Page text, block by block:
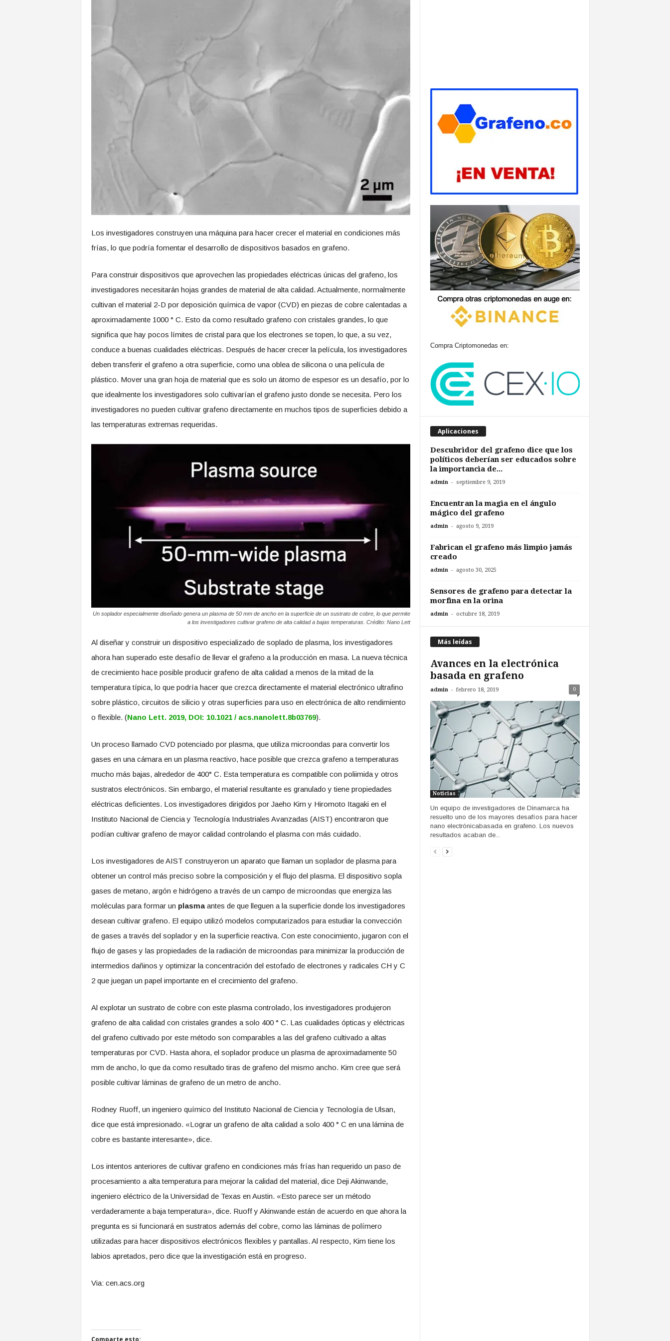
Los investigadores construyen una máquina para hacer crecer el material en condiciones más
frías, lo que podría fomentar el desarrollo de dispositivos basados ​​en grafeno.
Para construir dispositivos que aprovechen las propiedades eléctricas únicas del grafeno, los
investigadores necesitarán hojas grandes de material de alta calidad. Actualmente, normalmente
cultivan el material 2-D por deposición química de vapor (CVD) en piezas de cobre calentadas a
aproximadamente 1000 ° C. Esto da como resultado grafeno con cristales grandes, lo que
significa que hay pocos límites de cristal para que los electrones se topen, lo que, a su vez,
conduce a buenas cualidades eléctricas. Después de hacer crecer la película, los investigadores
deben transferir el grafeno a otra superficie, como una oblea de silicona o una película de
plástico. Mover una gran hoja de material que es solo un átomo de espesor es un desafío, por lo
que idealmente los investigadores solo cultivarían el grafeno justo donde se necesita. Pero los
investigadores no pueden cultivar grafeno directamente en muchos tipos de superficies debido a
las temperaturas extremas requeridas.
Un soplador especialmente diseñado genera un plasma de 50 mm de ancho en la superficie de un sustrato de cobre, lo que permite
a los investigadores cultivar grafeno de alta calidad a bajas temperaturas. Crédito: Nano Lett
Al diseñar y construir un dispositivo especializado de soplado de plasma, los investigadores
ahora han superado este desafío de llevar el grafeno a la producción en masa. La nueva técnica
de crecimiento hace posible producir grafeno de alta calidad a menos de la mitad de la
temperatura típica, lo que podría hacer que crezca directamente el material electrónico ultrafino
sobre plástico, circuitos de silicio y otras superficies para uso en electrónica de alto rendimiento
o flexible. (Nano Lett. 2019, DOI: 10.1021 / acs.nanolett.8b03769).
Un proceso llamado CVD potenciado por plasma, que utiliza microondas para convertir los
gases en una cámara en un plasma reactivo, hace posible que crezca grafeno a temperaturas
mucho más bajas, alrededor de 400° C. Esta temperatura es compatible con poliimida y otros
sustratos electrónicos. Sin embargo, el material resultante es granulado y tiene propiedades
eléctricas deficientes. Los investigadores dirigidos por Jaeho Kim y Hiromoto Itagaki en el
Instituto Nacional de Ciencia y Tecnología Industriales Avanzadas (AIST) encontraron que
podían cultivar grafeno de mayor calidad controlando el plasma con más cuidado.
Los investigadores de AIST construyeron un aparato que llaman un soplador de plasma para
obtener un control más preciso sobre la composición y el flujo del plasma. El dispositivo sopla
gases de metano, argón e hidrógeno a través de un campo de microondas que energiza las
moléculas para formar un plasmaantes de que lleguen a la superficie donde los investigadores
desean cultivar grafeno. El equipo utilizó modelos computarizados para estudiar la convección
de gases a través del soplador y en la superficie reactiva. Con este conocimiento, jugaron con el
flujo de gases y las propiedades de la radiación de microondas para minimizar la producción de
intermedios dañinos y optimizar la concentración del estofado de electrones y radicales CH y C
2 que juegan un papel importante en el crecimiento del grafeno.
Al explotar un sustrato de cobre con este plasma controlado, los investigadores produjeron
grafeno de alta calidad con cristales grandes a solo 400 ° C. Las cualidades ópticas y eléctricas
del grafeno cultivado por este método son comparables a las del grafeno cultivado a altas
temperaturas por CVD. Hasta ahora, el soplador produce un plasma de aproximadamente 50
mm de ancho, lo que da como resultado tiras de grafeno del mismo ancho. Kim cree que será
posible cultivar láminas de grafeno de un metro de ancho.
Rodney Ruoff, un ingeniero químico del Instituto Nacional de Ciencia y Tecnología de Ulsan,
dice que está impresionado. «Lograr un grafeno de alta calidad a solo 400 ° C en una lámina de
cobre es bastante interesante», dice.
Los intentos anteriores de cultivar grafeno en condiciones más frías han requerido un paso de
procesamiento a alta temperatura para mejorar la calidad del material, dice Deji Akinwande,
ingeniero eléctrico de la Universidad de Texas en Austin. «Esto parece ser un método
verdaderamente a baja temperatura», dice. Ruoff y Akinwande están de acuerdo en que ahora la
pregunta es si funcionará en sustratos además del cobre, como las láminas de polímero
utilizadas para hacer dispositivos electrónicos flexibles y pantallas. Al respecto, Kim tiene los
labios apretados, pero dice que la investigación está en progreso.
Via: cen.acs.org
Comparte esto:
Compra Criptomonedas en:
Aplicaciones
Descubridor del grafeno dice que los
políticos deberían ser educados sobre
la importancia de...
admin - septiembre 9, 2019
Encuentran la magia en el ángulo
mágico del grafeno
admin - agosto 9, 2019
Fabrican el grafeno más limpio jamás
creado
admin - agosto 30, 2025
Sensores de grafeno para detectar la
morfina en la orina
admin - octubre 18, 2019
Más leídas
Avances en la electrónica
basada en grafeno
admin - febrero 18, 2019 0
Noticias
Un equipo de investigadores de Dinamarca ha
resuelto uno de los mayores desafíos para hacer
nano electrónicabasada en grafeno. Los nuevos
resultados acaban de...